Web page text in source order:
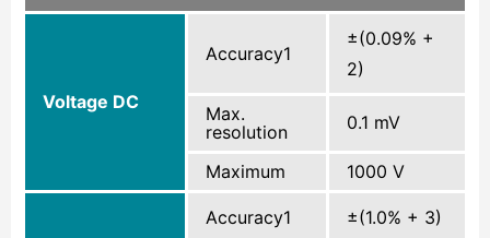
Voltage DC
Accuracy1
±(0.09% +
2)
Max.
resolution
0.1 mV
Maximum 1000 V
Accuracy1 ±(1.0% + 3)